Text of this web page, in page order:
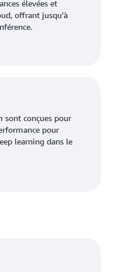
élevées et
offrant jusqu'à
sont conçues pour
pour
learning dans le